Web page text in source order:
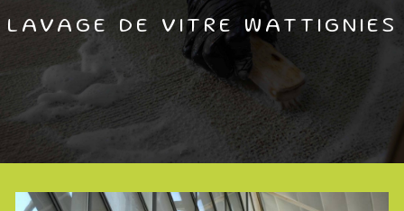
LAVAGE DE VITRE WATTIGNIES